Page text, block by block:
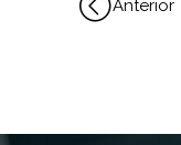
Anterior